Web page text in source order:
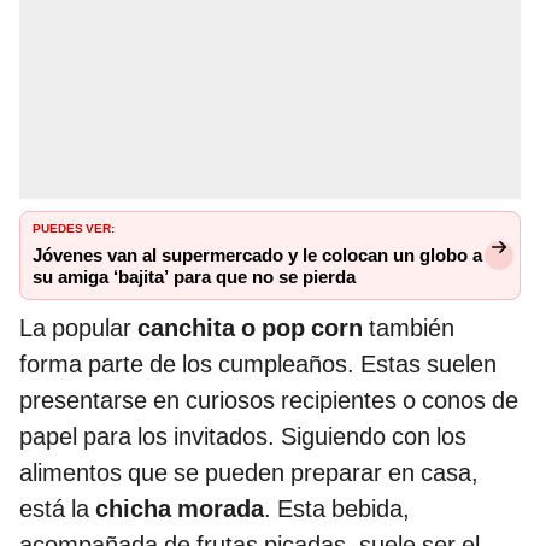
PUEDES VER:
Jóvenes van al supermercado y le colocan un globo a
su amiga ‘bajita’ para que no se pierda
La popular canchita o pop corn también
forma parte de los cumpleaños. Estas suelen
presentarse en curiosos recipientes o conos de
papel para los invitados. Siguiendo con los
alimentos que se pueden preparar en casa,
está lachicha morada. Esta bebida,